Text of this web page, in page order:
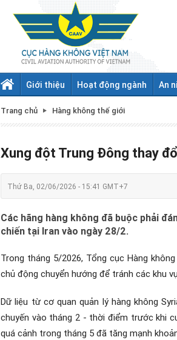
Giới thiệu Hoạt động ngành An
Trang chủ Hàng không thế giới
Xung đột Trung Đông thay
Thứ Ba, 02/06/2026 - 15:41 GMT+7
Các hãng hàng không đã buộc phải
chiến tại Iran vào ngày 28/2.
Trong tháng 5/2026, Tổng cục Hàng
chủ động chuyển hướng để tránh các khu
Dữ liệu từ cơ quan quản lý hàng không
chuyến vào tháng 2 - thời điểm trước khi
quá cảnh trong tháng 5 đã tăng mạnh